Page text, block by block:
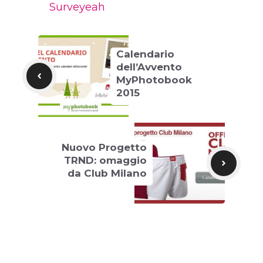
Surveyeah
Calendario
dell’Avvento
MyPhotobook
2015
Nuovo Progetto
TRND: omaggio
da Club Milano